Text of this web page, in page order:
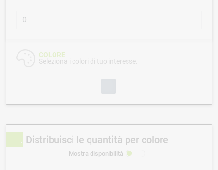
COLORE
Seleziona i colori di tuo interesse.
Distribuisci le quantità per colore
Mostra disponibilità